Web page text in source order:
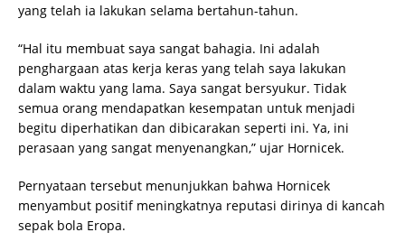
yang telah ia lakukan selama bertahun-tahun.
“Hal itu membuat saya sangat bahagia. Ini adalah
penghargaan atas kerja keras yang telah saya lakukan
dalam waktu yang lama. Saya sangat bersyukur. Tidak
semua orang mendapatkan kesempatan untuk menjadi
begitu diperhatikan dan dibicarakan seperti ini. Ya, ini
perasaan yang sangat menyenangkan,” ujar Hornicek.
Pernyataan tersebut menunjukkan bahwa Hornicek
menyambut positif meningkatnya reputasi dirinya di kancah
sepak bola Eropa.